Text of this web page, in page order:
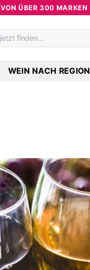
VON ÜBER 300 MARKEN
WEIN NACH REGION